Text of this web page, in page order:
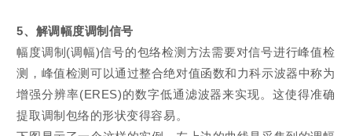
5、解调幅度调制信号
幅度调制(调幅)信号的包络检测方法需要对信号进行峰值检
测，峰值检测可以通过整合绝对值函数和力科示波器中称为
增强分辨率(ERES)的数字低通滤波器来实现。这使得准确
提取调制包络的形状变得容易。